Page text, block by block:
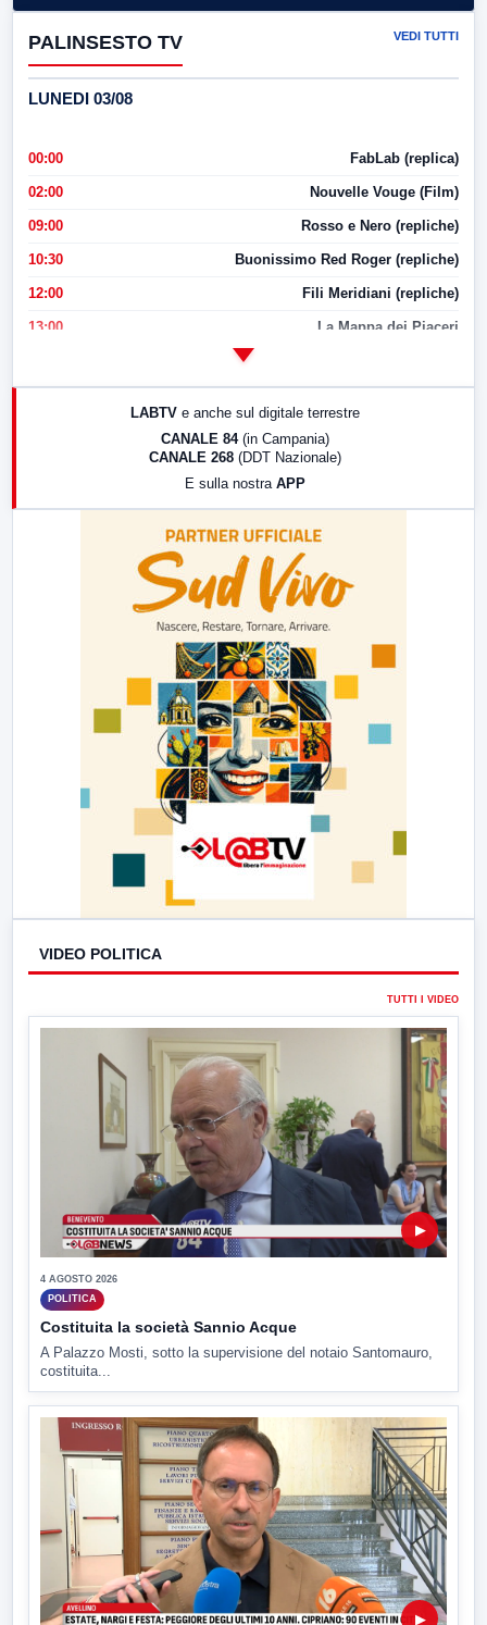
PALINSESTO TV VEDI TUTTI
LUNEDI 03/08
00:00 FabLab (replica)
02:00 Nouvelle Vouge (Film)
09:00 Rosso e Nero (repliche)
10:30 Buonissimo Red Roger (repliche)
12:00 Fili Meridiani (repliche)
13:00 La Mappa dei Piaceri
LABTV e anche sul digitale terrestre
CANALE 84 (in Campania)
CANALE 268 (DDT Nazionale)
E sulla nostra APP
VIDEO POLITICA
TUTTI I VIDEO
▶
4 AGOSTO 2026
POLITICA
Costituita la società Sannio Acque
A Palazzo Mosti, sotto la supervisione del notaio Santomauro,
costituita...
▶